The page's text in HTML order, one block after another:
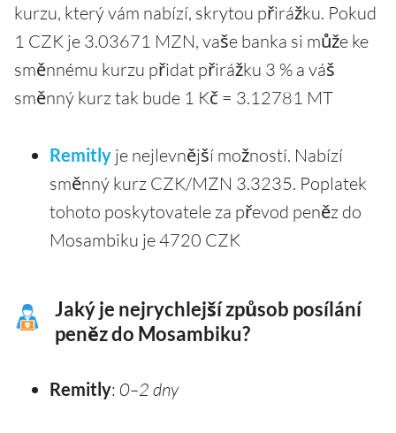
kurzu, který vám nabízí, skrytou přirážku. Pokud
1 CZK je 3.03671 MZN, vaše banka si může ke
směnnému kurzu přidat přirážku 3 % a váš
směnný kurz tak bude 1 Kč = 3.12781 MT
Remitly je nejlevnější možností. Nabízí
směnný kurz CZK/MZN 3.3235. Poplatek
tohoto poskytovatele za převod peněz do
Mosambiku je 4720 CZK
Jaký je nejrychlejší způsob posílání
peněz do Mosambiku?
Remitly: 0–2 dny